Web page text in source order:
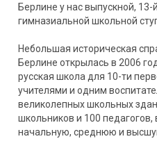
Берлине у нас выпускной, 13-
гимназиальной школьной
Небольшая историческая
Берлине открылась в 2006
русская школа для 10-ти
учителями и одним
великолепных школьных
школьников и 100 педагогов,
начальную, среднюю и